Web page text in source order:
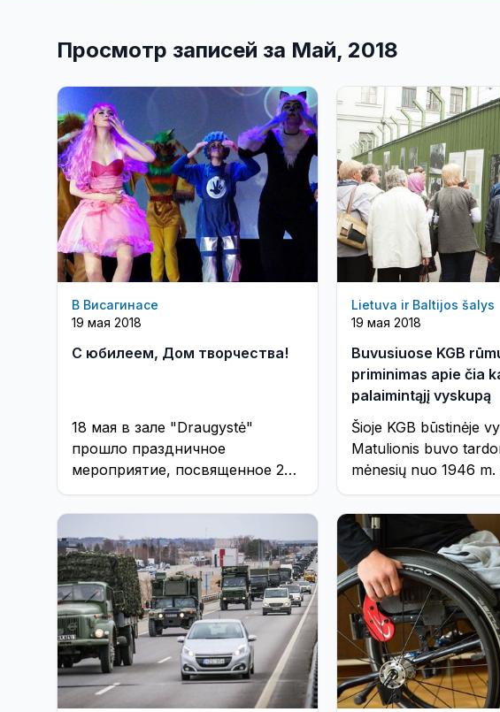
Просмотр записей за Май, 2018
В Висагинасе
19 мая 2018
С юбилеем, Дом творчества!
18 мая в зале "Draugystė"
прошло праздничное
мероприятие, посвященное 25-
летнему юбилею Дома
творчества
Lietuva ir Baltijos šalys
19 мая 2018
Buvusiuose KGB
priminimas apie čia
palaimintąjį vyskupą
Šioje KGB būstinėje
Matulionis buvo
mėnesių nuo 1946 m.
1947 metų spalio 17